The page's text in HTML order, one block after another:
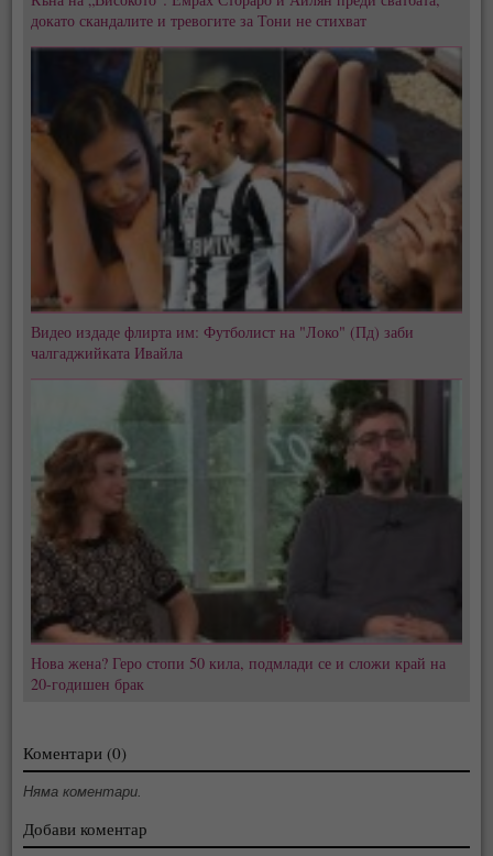
докато скандалите и тревогите за Тони не стихват
Видео издаде флирта им: Футболист на "Локо" (Пд) заби
чалгаджийката Ивайла
Нова жена? Геро стопи 50 кила, подмлади се и сложи край на
20-годишен брак
Коментари (0)
Няма коментари.
Добави коментар